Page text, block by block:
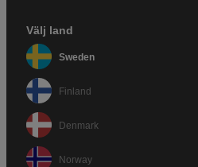
Välj land
Sweden
Finland
Denmark
Norway